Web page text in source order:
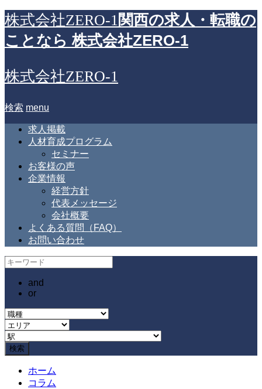
株式会社ZERO-1関西の求人・転職の
ことなら 株式会社ZERO-1
株式会社ZERO-1
検索 menu
求人掲載
人材育成プログラム
セミナー
お客様の声
企業情報
経営方針
代表メッセージ
会社概要
よくある質問（FAQ）
お問い合わせ
and
or
ホーム
コラム